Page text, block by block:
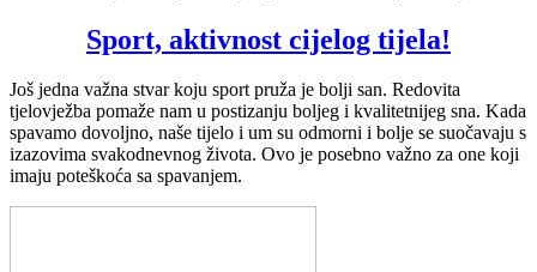
Sport, aktivnost cijelog tijela!
Još jedna važna stvar koju sport pruža je bolji san. Redovita
tjelovježba pomaže nam u postizanju boljeg i kvalitetnijeg sna. Kada
spavamo dovoljno, naše tijelo i um su odmorni i bolje se suočavaju s
izazovima svakodnevnog života. Ovo je posebno važno za one koji
imaju poteškoća sa spavanjem.